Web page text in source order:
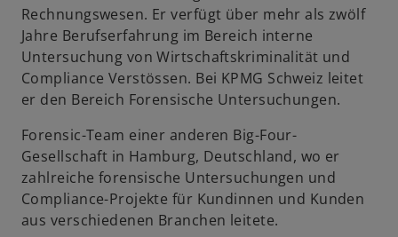
e
i
n
e
r
e
u
e
n
R
Rechnungswesen. Er verfügt über mehr als zwölf
Jahre Berufserfahrung im Bereich interne
Untersuchung von Wirtschaftskriminalität und
Compliance Verstössen. Bei KPMG Schweiz leitet
er den Bereich Forensische Untersuchungen.
Forensic-Team einer anderen Big-Four-
Gesellschaft in Hamburg, Deutschland, wo er
zahlreiche forensische Untersuchungen und
Compliance-Projekte für Kundinnen und Kunden
aus verschiedenen Branchen leitete.